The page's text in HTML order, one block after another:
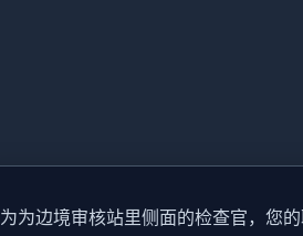
为为边境审核站里侧面的检查官，您